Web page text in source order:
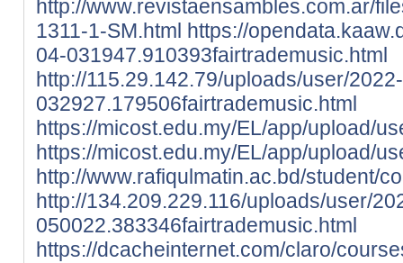
http://www.revistaensambles.com.ar/
1311-1-SM.html https://
04-031947.910393fairtrademusic.html
http://115.29.142.79/uploads/user/
032927.179506fairtrademusic.html
https://micost.edu.my/EL/app/upload/
https://micost.edu.my/EL/app/upload/
http://www.rafiqulmatin.ac.bd/student/
http://134.209.229.116/uploads/user/
050022.383346fairtrademusic.html
https://dcacheinternet.com/claro/